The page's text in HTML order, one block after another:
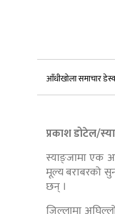
आँधीखोला समाचार
प्रकाश डोटेल/
स्याङ्जामा एक
मूल्य बराबरको
छन् ।